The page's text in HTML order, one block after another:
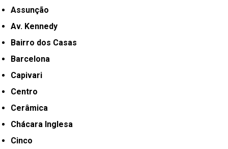
Assunção
Av. Kennedy
Bairro dos Casas
Barcelona
Capivari
Centro
Cerâmica
Chácara Inglesa
Cinco